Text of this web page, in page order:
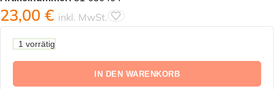
23,00 € inkl. MwSt.
1 vorrätig
IN DEN WARENKORB